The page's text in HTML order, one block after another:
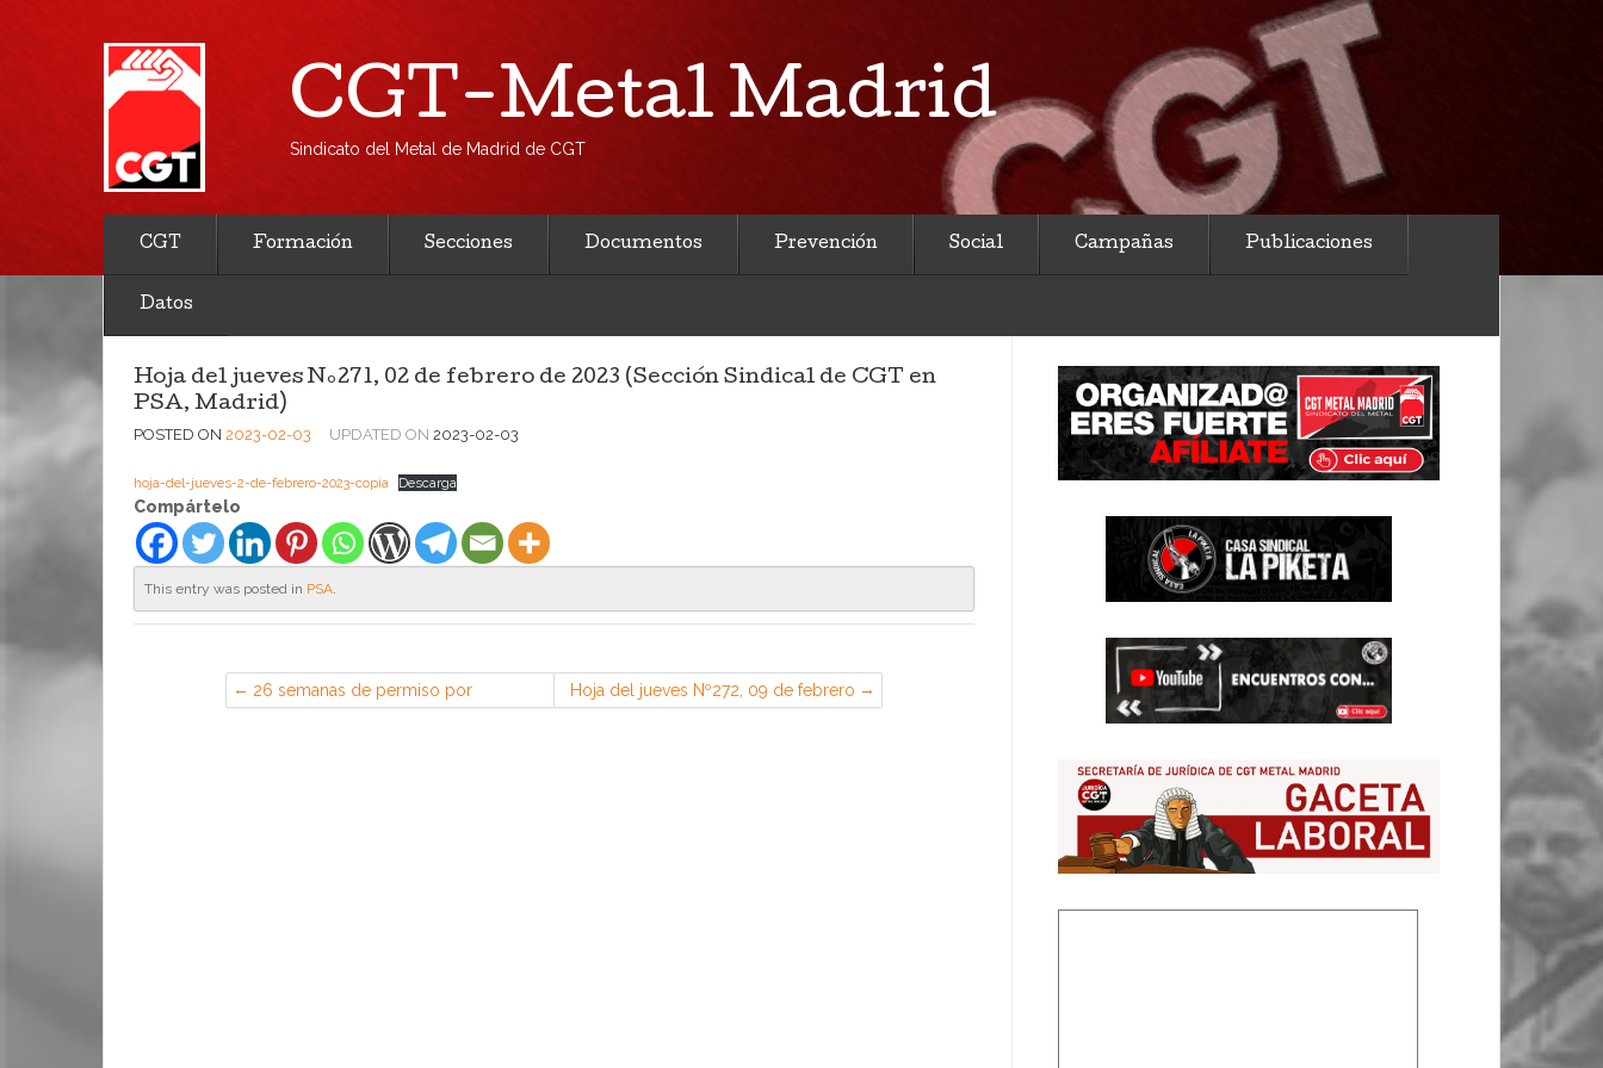
CGT-Metal Madrid
Sindicato del Metal de Madrid de CGT
CGT Formación Secciones Documentos Prevención Social Campañas Publicaciones
Datos
Hoja del jueves Nº271, 02 de febrero de 2023 (Sección Sindical de CGT en
PSA, Madrid)
POSTED ON 2023-02-03 UPDATED ON 2023-02-03
hoja-del-jueves-2-de-febrero-2023-copia Descarga
Compártelo
This entry was posted in PSA.
26 semanas de permiso por
maternidad de madre soltera
Hoja del jueves Nº272, 09 de febrero
de 2023 (Sección Sindical de CGT